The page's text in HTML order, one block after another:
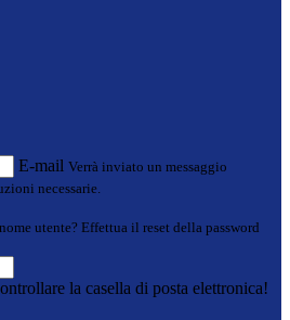
E-mail Verrà inviato un messaggio
necessarie.
utente? Effettua il reset della password
la casella di posta elettronica!